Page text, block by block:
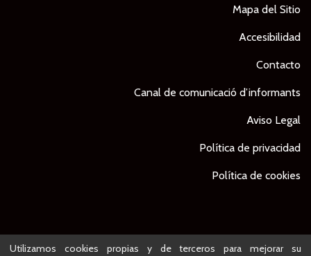
Mapa del Sitio
Accesibilidad
Contacto
Canal de comunicació d’informants
Aviso Legal
Política de privacidad
Política de cookies
© Ajuntament de Lleida - Proyecto desarrollado por
Utilizamos cookies propias y de terceros para mejorar su